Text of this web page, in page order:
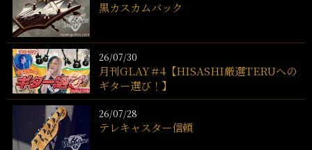
黒カスカムバック
26/07/30
月刊GLAY＃4【HISASHI厳選TERUへの
ギター選び！】
26/07/28
テレキャスター信頼